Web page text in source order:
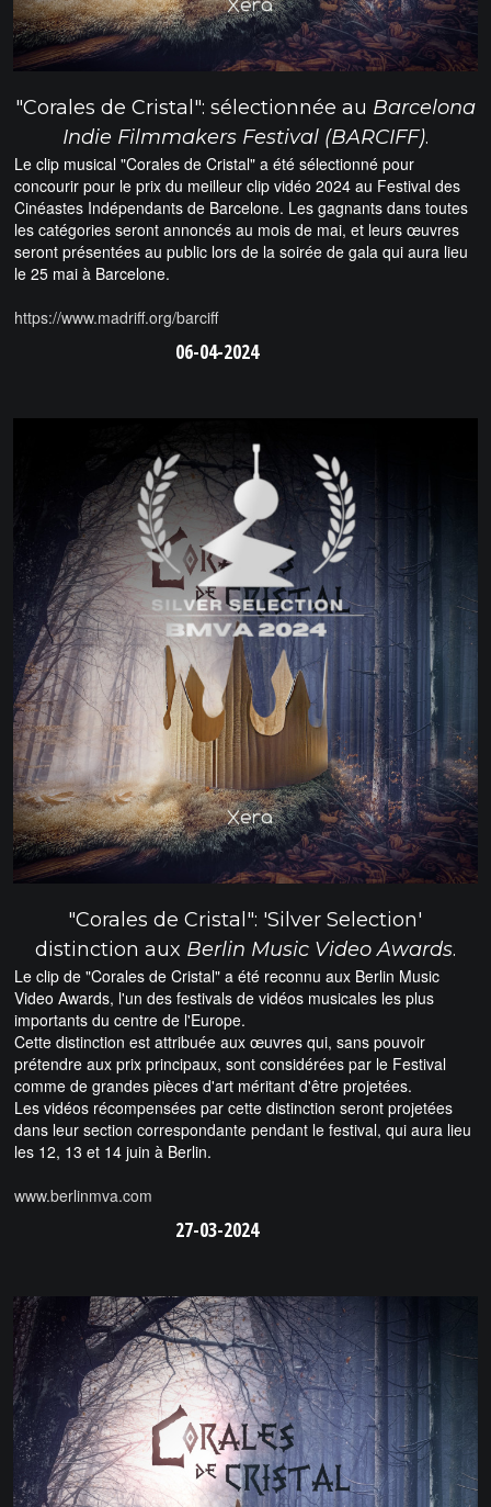
"Corales de Cristal": sélectionnée au Barcelona
Indie Filmmakers Festival (BARCIFF).
Le clip musical "Corales de Cristal" a été sélectionné pour
concourir pour le prix du meilleur clip vidéo 2024 au Festival des
Cinéastes Indépendants de Barcelone. Les gagnants dans toutes
les catégories seront annoncés au mois de mai, et leurs œuvres
seront présentées au public lors de la soirée de gala qui aura lieu
le 25 mai à Barcelone.
https://www.madriff.org/barciff
06-04-2024
"Corales de Cristal": 'Silver Selection'
distinction aux Berlin Music Video Awards.
Le clip de "Corales de Cristal" a été reconnu aux Berlin Music
Video Awards, l'un des festivals de vidéos musicales les plus
importants du centre de l'Europe.
Cette distinction est attribuée aux œuvres qui, sans pouvoir
prétendre aux prix principaux, sont considérées par le Festival
comme de grandes pièces d'art méritant d'être projetées.
Les vidéos récompensées par cette distinction seront projetées
dans leur section correspondante pendant le festival, qui aura lieu
les 12, 13 et 14 juin à Berlin.
www.berlinmva.com
27-03-2024